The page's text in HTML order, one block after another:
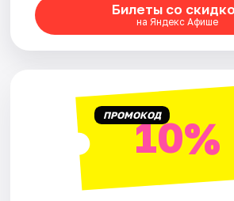
Билеты со
на Яндекс Афише
ПРОМОКОД10%